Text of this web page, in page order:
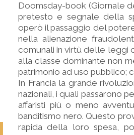
Doomsday-book (Giornale
pretesto e segnale della
operò il passaggio del
nella alienazione
comunali in virtù delle leggi
alla classe dominante non
patrimonio ad uso pubblico;
In Francia la grande
nazionali, i quali passarono
affaristi più o meno
banditismo nero. Questo
rapida della loro spesa,